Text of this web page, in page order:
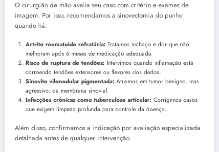
O cirurgião de mão avalia seu caso com critério e exames de
imagem. Por isso, recomendamos a sinovectomia do punho
quando há:
Artrite reumatoide refratária: Tratamos inchaço e dor que não
melhoram após 6 meses de medicação adequada.
Risco de ruptura de tendões: Intervimos quando inflamação está
corroendo tendões extensores ou flexores dos dedos.
Sinovite vilonodular pigmentada: Atuamos em tumor benigno, mas
agressivo, da membrana sinovial.
Infecções crônicas como tuberculose articular: Corrigimos casos
que exigem limpeza profunda para controle da doença.
Além disso, confirmamos a indicação por avaliação especializada
detalhada antes de qualquer intervenção.